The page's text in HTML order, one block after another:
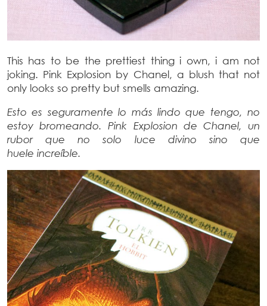
This has to be the prettiest thing i own, i am not
joking. Pink Explosion by Chanel, a blush that not
only looks so pretty but smells amazing.
Esto es seguramente lo más lindo que tengo, no
estoy bromeando. Pink Explosion de Chanel, un
rubor que no solo luce divino sino que
huele increíble.